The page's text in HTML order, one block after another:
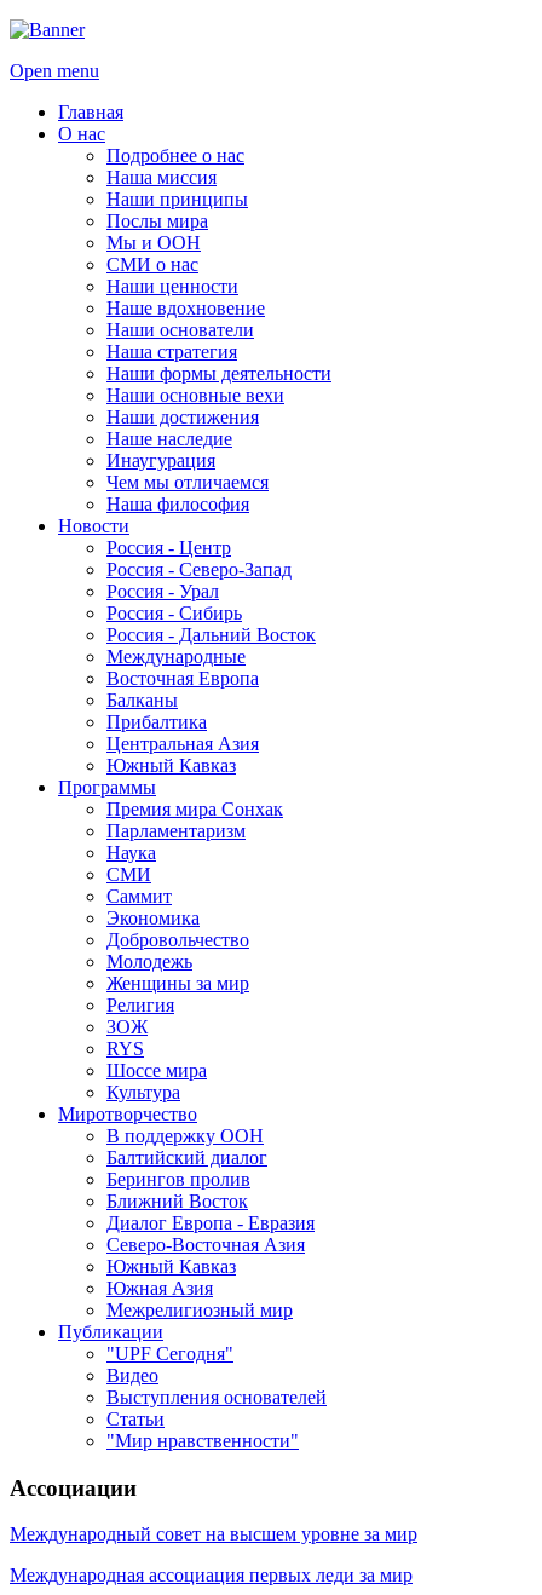
Open menu
Главная
О нас
Подробнее о нас
Наша миссия
Наши принципы
Послы мира
Мы и ООН
СМИ о нас
Наши ценности
Наше вдохновение
Наши основатели
Наша стратегия
Наши формы деятельности
Наши основные вехи
Наши достижения
Наше наследие
Инаугурация
Чем мы отличаемся
Наша философия
Новости
Россия - Центр
Россия - Северо-Запад
Россия - Урал
Россия - Сибирь
Россия - Дальний Восток
Международные
Восточная Европа
Балканы
Прибалтика
Центральная Азия
Южный Кавказ
Программы
Премия мира Сонхак
Парламентаризм
Наука
СМИ
Саммит
Экономика
Добровольчество
Молодежь
Женщины за мир
Религия
ЗОЖ
RYS
Шоссе мира
Культура
Миротворчество
В поддержку ООН
Балтийский диалог
Берингов пролив
Ближний Восток
Диалог Европа - Евразия
Северо-Восточная Азия
Южный Кавказ
Южная Азия
Межрелигиозный мир
Публикации
"UPF Сегодня"
Видео
Выступления основателей
Статьи
"Мир нравственности"
Ассоциации
Международный совет на высшем уровне за мир
Международная ассоциация первых леди за мир